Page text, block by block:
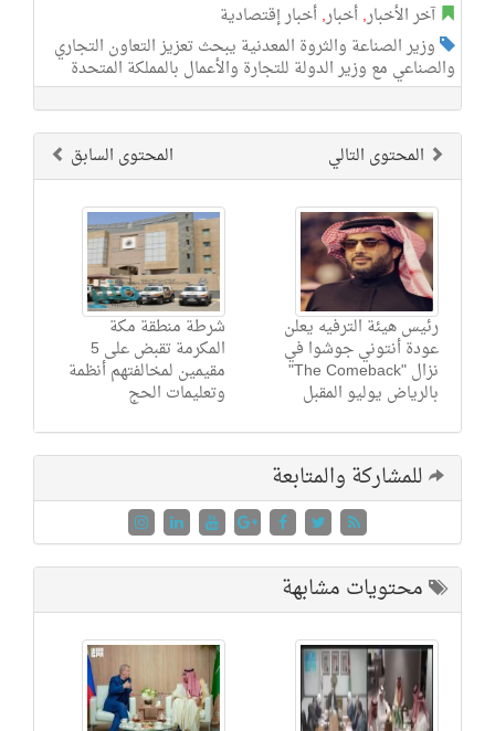
آخر الأخبار,أخبار,أخبار إقتصادية
وزير الصناعة والثروة المعدنية يبحث تعزيز التعاون التجاري
والصناعي مع وزير الدولة للتجارة والأعمال بالمملكة المتحدة
المحتوى السابق المحتوى التالي
شرطة منطقة مكة
المكرمة تقبض على 5
مقيمين لمخالفتهم أنظمة
وتعليمات الحج
رئيس هيئة الترفيه يعلن
عودة أنتوني جوشوا في
نزال "The Comeback"
بالرياض يوليو المقبل
للمشاركة والمتابعة
محتويات مشابهة